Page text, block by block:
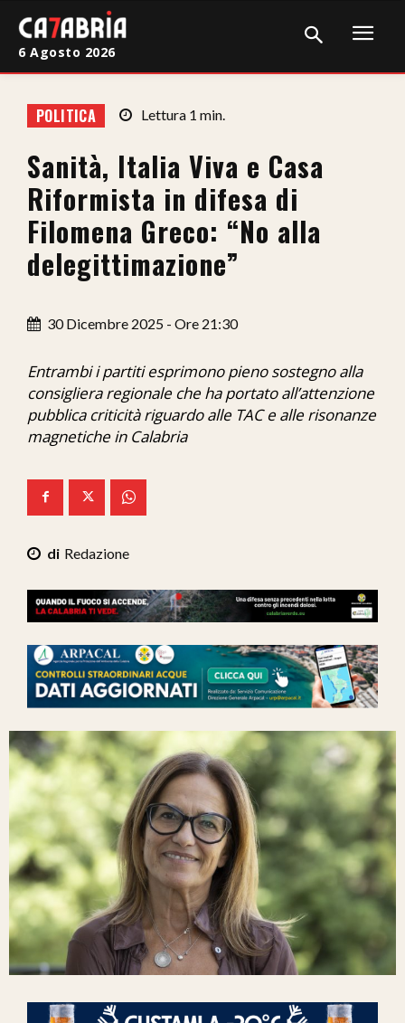
Cronaca
Giudiziaria
Politica
Sport
Sanità
Economia
Ita-Mondo
We Calabria
6 Agosto 2026
POLITICA Lettura 1 min.
Sanità, Italia Viva e Casa
Riformista in difesa di
Filomena Greco: “No alla
delegittimazione”
30 Dicembre 2025 - Ore 21:30
Entrambi i partiti esprimono pieno sostegno alla
consigliera regionale che ha portato all’attenzione
pubblica criticità riguardo alle TAC e alle risonanze
magnetiche in Calabria
Redazione